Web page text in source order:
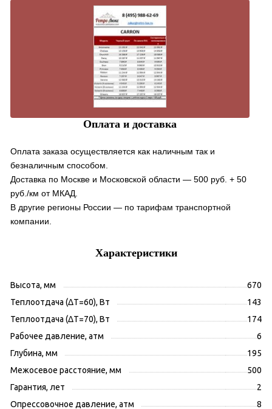
Оплата и доставка
Оплата заказа осуществляется как наличным так и
безналичным способом.
Доставка по Москве и Московской области — 500 руб. + 50
руб./км от МКАД.
В другие регионы России — по тарифам транспортной
компании.
Характеристики
Высота, мм
670
Теплоотдача (ΔT=60), Вт
143
Теплоотдача (ΔT=70), Вт
174
Рабочее давление, атм
6
Глубина, мм
195
Межосевое расстояние, мм
500
Гарантия, лет
2
Опрессовочное давление, атм
8